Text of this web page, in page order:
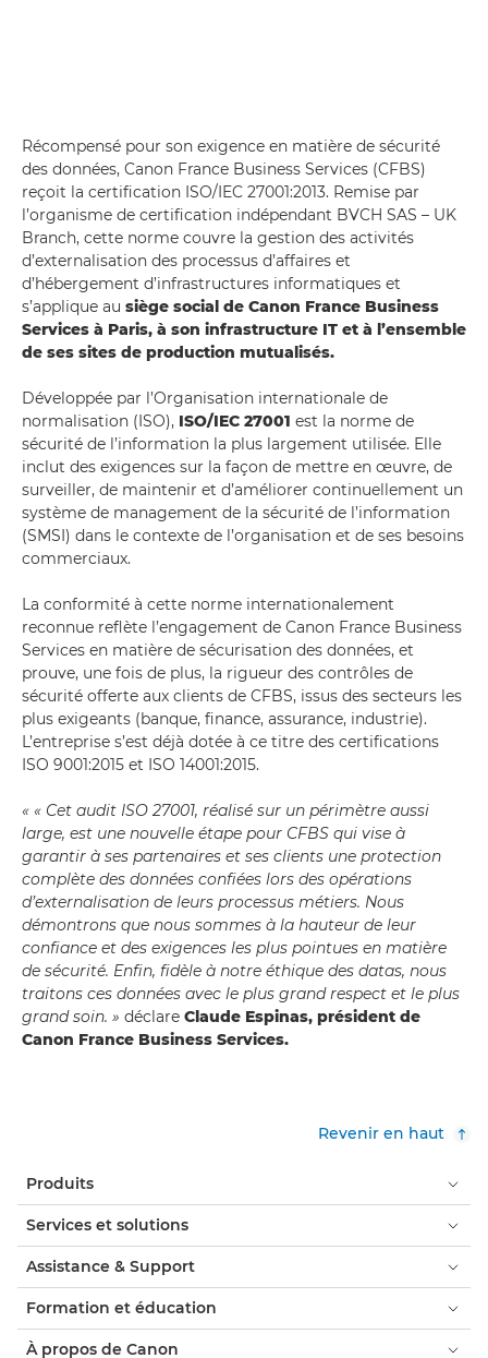
Récompensé pour son exigence en matière de sécurité
des données, Canon France Business Services (CFBS)
reçoit la certification ISO/IEC 27001:2013. Remise par
l’organisme de certification indépendant BVCH SAS – UK
Branch, cette norme couvre la gestion des activités
d’externalisation des processus d’affaires et
d’hébergement d’infrastructures informatiques et
s’applique au siège social de Canon France Business
Services à Paris, à son infrastructure IT et à l’ensemble
de ses sites de production mutualisés.
Développée par l’Organisation internationale de
normalisation (ISO), ISO/IEC 27001 est la norme de
sécurité de l’information la plus largement utilisée. Elle
inclut des exigences sur la façon de mettre en œuvre, de
surveiller, de maintenir et d’améliorer continuellement un
système de management de la sécurité de l’information
(SMSI) dans le contexte de l’organisation et de ses besoins
commerciaux.
La conformité à cette norme internationalement
reconnue reflète l’engagement de Canon France Business
Services en matière de sécurisation des données, et
prouve, une fois de plus, la rigueur des contrôles de
sécurité offerte aux clients de CFBS, issus des secteurs les
plus exigeants (banque, finance, assurance, industrie).
L’entreprise s’est déjà dotée à ce titre des certifications
ISO 9001:2015 et ISO 14001:2015.
« « Cet audit ISO 27001, réalisé sur un périmètre aussi
large, est une nouvelle étape pour CFBS qui vise à
garantir à ses partenaires et ses clients une protection
complète des données confiées lors des opérations
d’externalisation de leurs processus métiers. Nous
démontrons que nous sommes à la hauteur de leur
confiance et des exigences les plus pointues en matière
de sécurité. Enfin, fidèle à notre éthique des datas, nous
traitons ces données avec le plus grand respect et le plus
grand soin. » déclare Claude Espinas, président de
Canon France Business Services.
Revenir en haut
Produits
Services et solutions
Assistance & Support
Formation et éducation
À propos de Canon